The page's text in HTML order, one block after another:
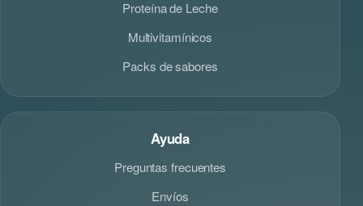
Proteína de Leche
Multivitamínicos
Packs de sabores
Ayuda
Preguntas frecuentes
Envíos